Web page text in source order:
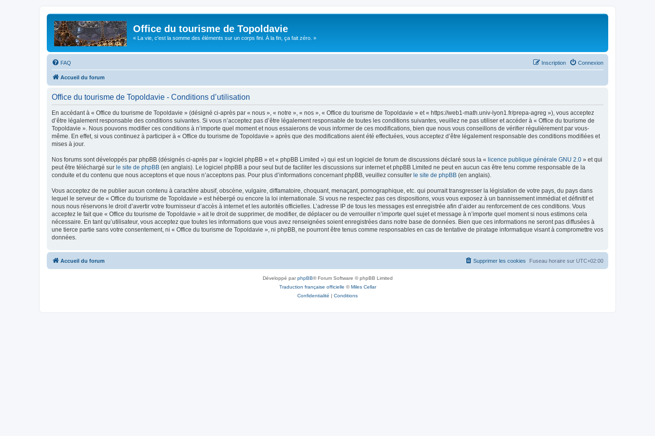
Office du tourisme de Topoldavie
« La vie, c'est la somme des éléments sur un corps fini. À la fin, ça fait zéro. »
FAQ Connexion
Inscription
Accueil du forum
Office du tourisme de Topoldavie - Conditions d’utilisation
En accédant à « Office du tourisme de Topoldavie » (désigné ci-après par « nous », « notre », « nos », « Office du tourisme de Topoldavie » et « https://web1-math.univ-lyon1.fr/prepa-agreg »), vous acceptez
d’être légalement responsable des conditions suivantes. Si vous n’acceptez pas d’être légalement responsable de toutes les conditions suivantes, veuillez ne pas utiliser et accéder à « Office du tourisme de
Topoldavie ». Nous pouvons modifier ces conditions à n’importe quel moment et nous essaierons de vous informer de ces modifications, bien que nous vous conseillons de vérifier régulièrement par vous-
même. En effet, si vous continuez à participer à « Office du tourisme de Topoldavie » après que des modifications aient été effectuées, vous acceptez d’être légalement responsable des conditions modifiées et
mises à jour.
Nos forums sont développés par phpBB (désignés ci-après par « logiciel phpBB » et « phpBB Limited ») qui est un logiciel de forum de discussions déclaré sous la « licence publique générale GNU 2.0 » et qui
peut être téléchargé sur le site de phpBB (en anglais). Le logiciel phpBB a pour seul but de faciliter les discussions sur internet et phpBB Limited ne peut en aucun cas être tenu comme responsable de la
conduite et du contenu que nous acceptons et que nous n’acceptons pas. Pour plus d’informations concernant phpBB, veuillez consulter le site de phpBB (en anglais).
Vous acceptez de ne publier aucun contenu à caractère abusif, obscène, vulgaire, diffamatoire, choquant, menaçant, pornographique, etc. qui pourrait transgresser la législation de votre pays, du pays dans
lequel le serveur de « Office du tourisme de Topoldavie » est hébergé ou encore la loi internationale. Si vous ne respectez pas ces dispositions, vous vous exposez à un bannissement immédiat et définitif et
nous nous réservons le droit d’avertir votre fournisseur d’accès à internet et les autorités officielles. L’adresse IP de tous les messages est enregistrée afin d’aider au renforcement de ces conditions. Vous
acceptez le fait que « Office du tourisme de Topoldavie » ait le droit de supprimer, de modifier, de déplacer ou de verrouiller n’importe quel sujet et message à n’importe quel moment si nous estimons cela
nécessaire. En tant qu’utilisateur, vous acceptez que toutes les informations que vous avez renseignées soient enregistrées dans notre base de données. Bien que ces informations ne seront pas diffusées à
une tierce partie sans votre consentement, ni « Office du tourisme de Topoldavie », ni phpBB, ne pourront être tenus comme responsables en cas de tentative de piratage informatique visant à compromettre vos
données.
Accueil du forum Fuseau horaire sur UTC+02:00
Supprimer les cookies
Développé parphpBB® Forum Software © phpBB Limited
Traduction française officielle ©Miles Cellar
Confidentialité | Conditions